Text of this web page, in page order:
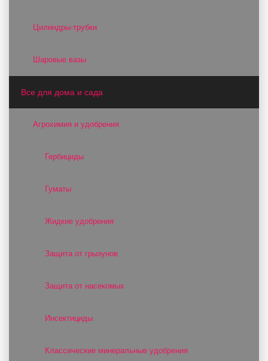
Цилиндры-трубки
Шаровые вазы
Все для дома и сада
Агрохимия и удобрения
Гербициды
Гуматы
Жидкие удобрения
Защита от грызунов
Защита от насекомых
Инсектициды
Классические минеральные удобрения